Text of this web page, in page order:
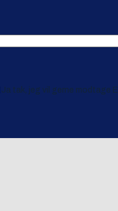
Ja tak, jeg vil gerne modtage